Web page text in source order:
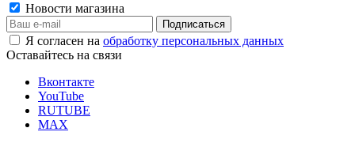
Новости магазина
Я согласен на обработку персональных данных
Оставайтесь на связи
Вконтакте
YouTube
RUTUBE
MAX